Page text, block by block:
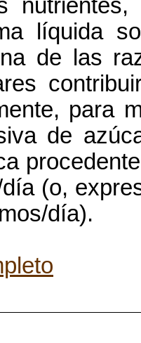
líquida
de las
para
de
(o,
día).